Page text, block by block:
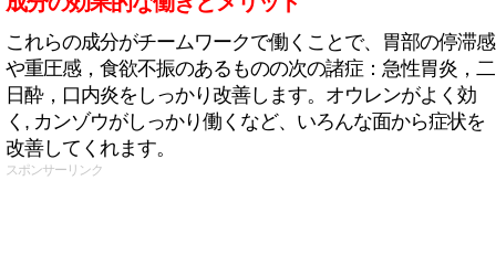
これらの成分がチームワークで働くことで、胃部の停滞感
や重圧感，食欲不振のあるものの次の諸症：急性胃炎，二
日酔，口内炎をしっかり改善します。オウレンがよく効
く, カンゾウがしっかり働くなど、いろんな面から症状を
改善してくれます。
スポンサーリンク